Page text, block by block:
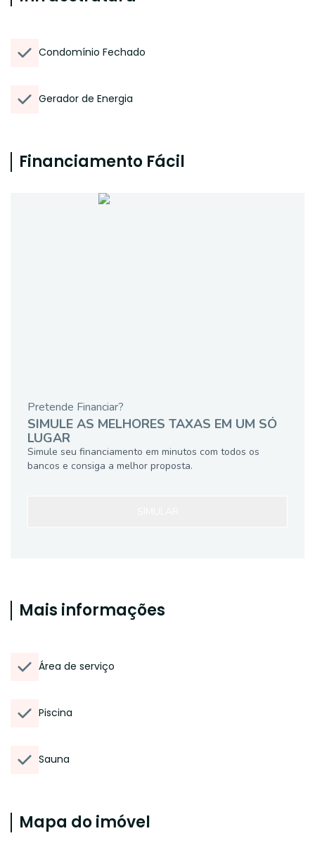
Condomínio Fechado
Gerador de Energia
Financiamento Fácil
Pretende Financiar?
SIMULE AS MELHORES TAXAS EM UM SÓ
LUGAR
Simule seu financiamento em minutos com todos os
bancos e consiga a melhor proposta.
Mais informações
Área de serviço
Piscina
Sauna
Mapa do imóvel